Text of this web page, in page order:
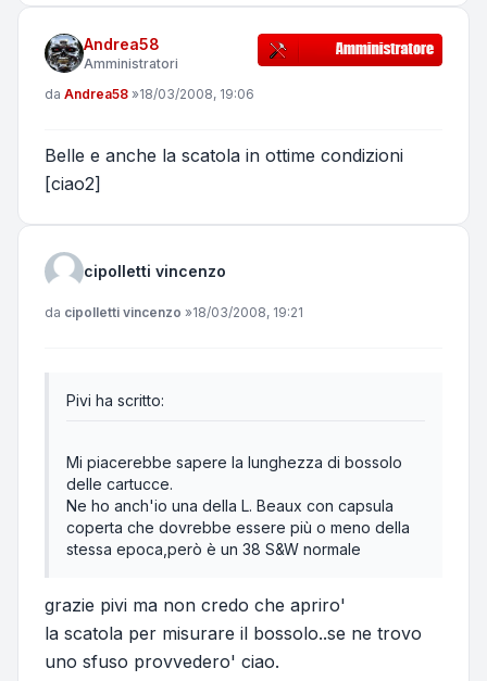
Andrea58
Amministratori
Messaggio
da Andrea58 »18/03/2008, 19:06
Belle e anche la scatola in ottime condizioni
[ciao2]
cipolletti vincenzo
Messaggio
da cipolletti vincenzo »18/03/2008, 19:21
Pivi ha scritto:
Mi piacerebbe sapere la lunghezza di bossolo
delle cartucce.
Ne ho anch'io una della L. Beaux con capsula
coperta che dovrebbe essere più o meno della
stessa epoca,però è un 38 S&W normale
grazie pivi ma non credo che apriro'
la scatola per misurare il bossolo..se ne trovo
uno sfuso provvedero' ciao.